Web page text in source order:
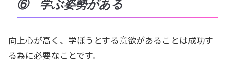
⑥ 学ぶ姿勢がある
向上心が高く、学ぼうとする意欲があることは成功す
る為に必要なことです。